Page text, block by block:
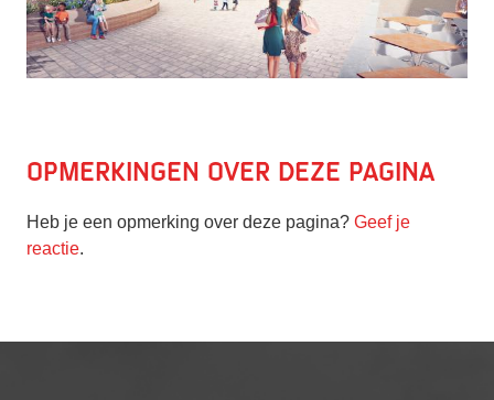
Opmerkingen over deze pagina
Heb je een opmerking over deze pagina? Geef je
reactie.